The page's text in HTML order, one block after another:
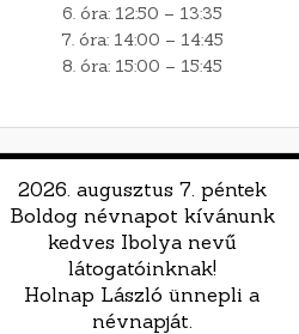
6. óra: 12:50 – 13:35
7. óra: 14:00 – 14:45
8. óra: 15:00 – 15:45
2026. augusztus 7. péntek
Boldog névnapot kívánunk
kedves Ibolya nevű
látogatóinknak!
Holnap László ünnepli a
névnapját.